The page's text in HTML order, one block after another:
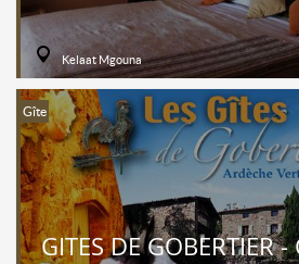
Kelaat Mgouna
Gîte
GITES DE GOBERTIER